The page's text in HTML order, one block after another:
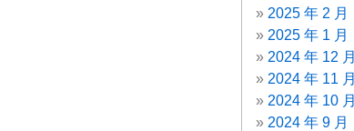
2025 年 2 月
2025 年 1 月
2024 年 12 月
2024 年 11 月
2024 年 10 月
2024 年 9 月